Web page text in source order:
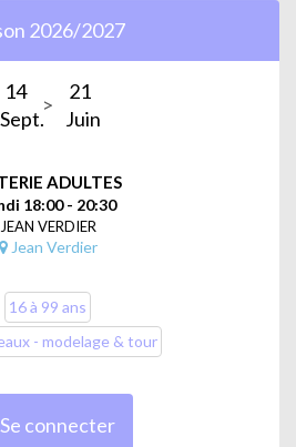
2026/2027
14
Sept.
21
Juin
ADULTES
18:00 - 20:30
JEAN VERDIER
Jean Verdier
16 à 99 ans
- modelage & tour
Se connecter